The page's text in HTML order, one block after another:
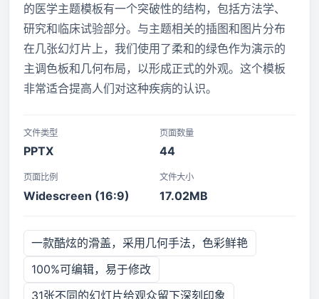
的医学主题模板有一个突破性的结构，包括方法学、
研究和临床试验部分。与主题相关的插图和图片分布
在几张幻灯片上，我们使用了柔和的绿色作为演示的
主调色板和几何布局，以形成正式的外观。这个模板
非常适合提高人们对这种疾病的认识。
文件类型
PPTX
页面数量
44
页面比例
Widescreen (16:9)
文件大小
17.02MB
一款酷炫的滑盖，采用几何手法，色彩鲜艳
100%可编辑，易于修改
31张不同的幻灯片给观众留下深刻印象